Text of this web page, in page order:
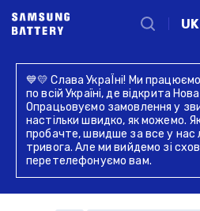
💙💛 Слава УкраЇні! Ми
по всій Україні, де відкрита
Опрацьовуємо замовлення у
настільки швидко, як можемо.
пробачте, швидше за все у нас
тривога. Але ми вийдемо зі
перетелефонуємо вам.
UK
Київ
г. Київ, вул.
оф. 104
+38 044
Введіть назву пристрою,